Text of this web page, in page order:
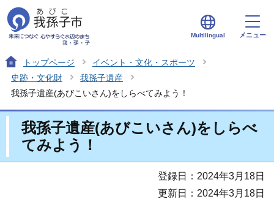
Multilingual メニュー
トップページ
イベント・文化・スポーツ
史跡・文化財
我孫子遺産
我孫子遺産(あびこいさん)をしらべてみよう！
我孫子遺産(あびこいさん)をしらべ
てみよう！
登録日：2024年3月18日
更新日：2024年3月18日